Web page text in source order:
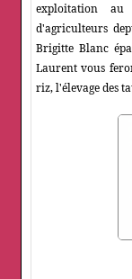
exploitation
d'agriculteurs
Brigitte Blanc
Laurent vous
riz, l'élevage des